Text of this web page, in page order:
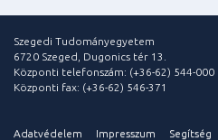
Szegedi Tudományegyetem
6720 Szeged, Dugonics tér 13.
Központi telefonszám: (+36-62) 544-000
Központi fax: (+36-62) 546-371
Adatvédelem Impresszum Segítség